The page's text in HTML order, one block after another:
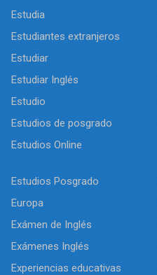
Estudia
Estudiantes extranjeros
Estudiar
Estudiar Inglés
Estudio
Estudios de posgrado
Estudios Online
Estudios Posgrado
Europa
Exámen de Inglés
Exámenes Inglés
Experiencias educativas